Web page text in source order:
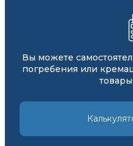
Вы можете
погребения или
товары